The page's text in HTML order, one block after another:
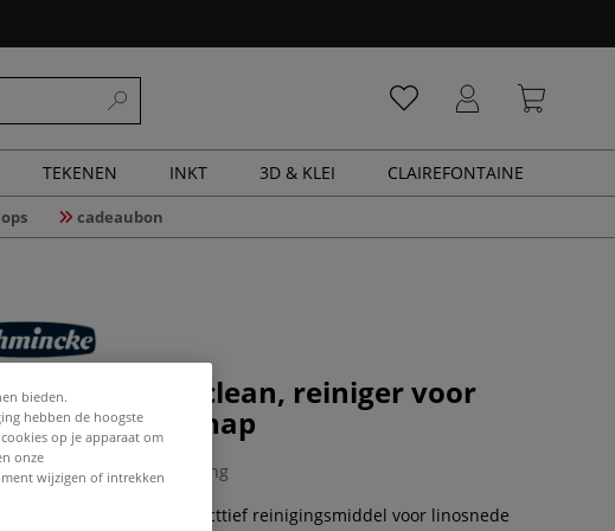
TEKENEN INKT 3D & KLEI CLAIREFONTAINE
cadeaubon
LINO clean, reiniger voor
gereedschap
0 Beoordeling
clean is een handig en effecttief reinigingsmiddel voor linosnede
bieden.
hebben de hoogste
op je apparaat om
onze
wijzigen of intrekken